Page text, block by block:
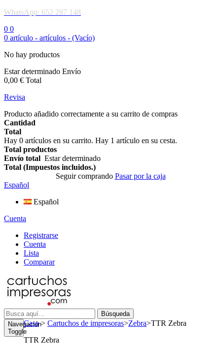
WhatsApp: 652 287 148
0 0
0 artículo - artículos - (Vacío)
No hay productos
Estar determinado Envío
0,00 € Total
Revisa
Producto añadido correctamente a su carrito de compras
Cantidad
Total
Hay 0 artículos en su carrito. Hay 1 artículo en su cesta.
Total productos
Envío total Estar determinado
Total (Impuestos incluidos.)
Seguir comprando Pasar por la caja
Español
Español
Cuenta
Registrarse
Cuenta
Lista
Comparar
Búsqueda
Navegación
Toggle
Casa > Cartuchos de impresoras>Zebra>TTR Zebra
TTR Zebra